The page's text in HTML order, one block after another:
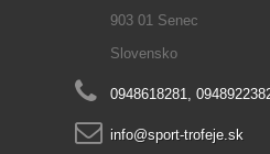
903 01 Senec
Slovensko
0948618281,
info@sport-trofeje.sk